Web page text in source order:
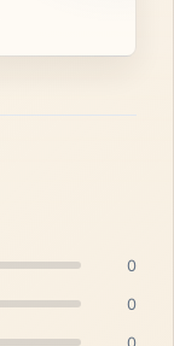
0
0